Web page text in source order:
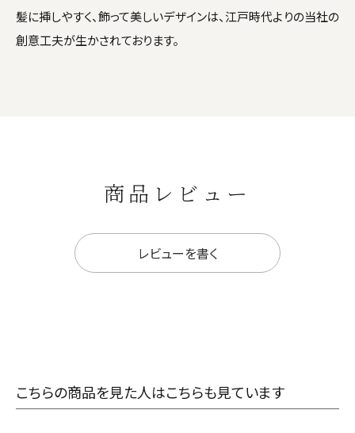
髪に挿しやすく、飾って美しいデザインは、江戸時代よりの当社の
創意工夫が生かされております。
商品レビュー
レビューを書く
こちらの商品を見た人はこちらも見ています